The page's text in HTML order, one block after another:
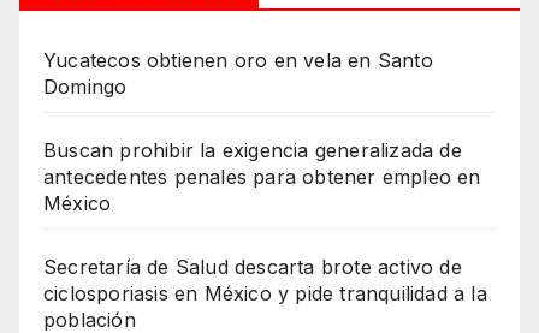
Yucatecos obtienen oro en vela en Santo
Domingo
Buscan prohibir la exigencia generalizada de
antecedentes penales para obtener empleo en
México
Secretaría de Salud descarta brote activo de
ciclosporiasis en México y pide tranquilidad a la
población